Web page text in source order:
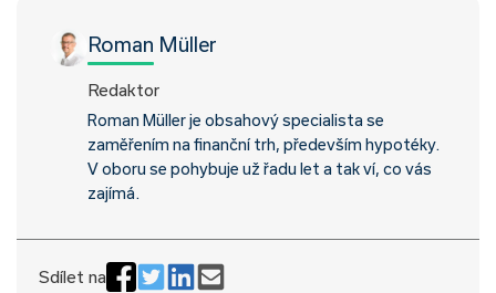
Roman Müller
Redaktor
Roman Müller je obsahový specialista se
zaměřením na finanční trh, především hypotéky.
V oboru se pohybuje už řadu let a tak ví, co vás
zajímá.
Sdílet na